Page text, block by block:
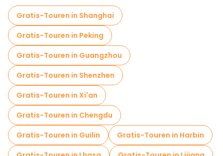
Sportaktivitäten in Chongqing
Eintrittskarten in Chongqing
Museen in Chongqing
Kostenlose Altstadtbesichtigung in Chongqing
Kostenlose Tagesausflüge in Chongqing
Kostenlose Nachtwanderungen in Chongqing
Kostenlose Führungen in der Nähe Jiefangbei Pedestrian Street
Kostenlose Führungen in der Nähe Eling Park
Gratis-Touren in Shanghai
Gratis-Touren in Peking
Gratis-Touren in Guangzhou
Gratis-Touren in Shenzhen
Gratis-Touren in Xi'an
Gratis-Touren in Chengdu
Gratis-Touren in Guilin
Gratis-Touren in Harbin